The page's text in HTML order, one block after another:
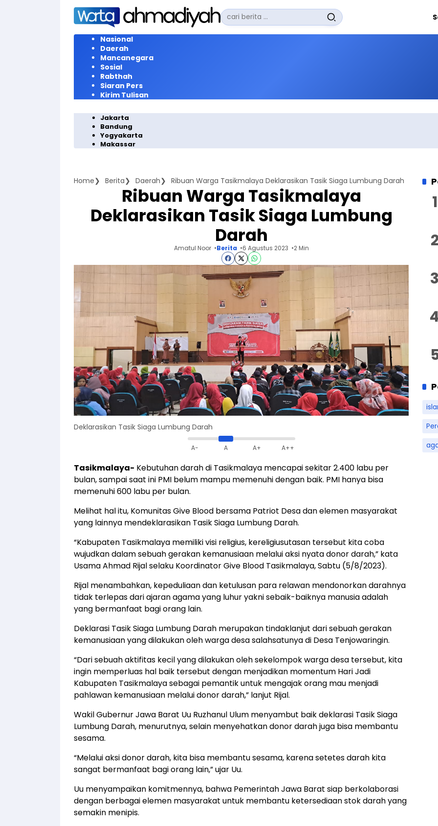
Langsung
konten
Pencarian
untuk:
Nasional
Daerah
Mancanegara
Sosial
Rabthah
Siaran Pers
Kirim Tulisan
Jakarta
Bandung
Yogyakarta
Makassar
Home Berita Daerah Ribuan Warga Tasikmalaya Deklarasikan Tasik Siaga Lumbung Darah
Ribuan Warga Tasikmalaya
Deklarasikan Tasik Siaga Lumbung
Darah
Amatul Noor Berita 6 Agustus 2023 2 Min
Deklarasikan Tasik Siaga Lumbung Darah
A- A A+ A++
Tasikmalaya- Kebutuhan darah di Tasikmalaya mencapai sekitar 2.400 labu per
bulan, sampai saat ini PMI belum mampu memenuhi dengan baik. PMI hanya bisa
memenuhi 600 labu per bulan.
Melihat hal itu, Komunitas Give Blood bersama Patriot Desa dan elemen masyarakat
yang lainnya mendeklarasikan Tasik Siaga Lumbung Darah.
“Kabupaten Tasikmalaya memiliki visi religius, kereligiusutasan tersebut kita coba
wujudkan dalam sebuah gerakan kemanusiaan melalui aksi nyata donor darah,” kata
Usama Ahmad Rijal selaku Koordinator Give Blood Tasikmalaya, Sabtu (5/8/2023).
Rijal menambahkan, kepeduliaan dan ketulusan para relawan mendonorkan darahnya
tidak terlepas dari ajaran agama yang luhur yakni sebaik-baiknya manusia adalah
yang bermanfaat bagi orang lain.
Deklarasi Tasik Siaga Lumbung Darah merupakan tindaklanjut dari sebuah gerakan
kemanusiaan yang dilakukan oleh warga desa salahsatunya di Desa Tenjowaringin.
“Dari sebuah aktifitas kecil yang dilakukan oleh sekelompok warga desa tersebut, kita
ingin memperluas hal baik tersebut dengan menjadikan momentum Hari Jadi
Kabupaten Tasikmalaya sebagai pemantik untuk mengajak orang mau menjadi
pahlawan kemanusiaan melalui donor darah,” lanjut Rijal.
Wakil Gubernur Jawa Barat Uu Ruzhanul Ulum menyambut baik deklarasi Tasik Siaga
Lumbung Darah, menurutnya, selain menyehatkan donor darah juga bisa membantu
sesama.
“Melalui aksi donor darah, kita bisa membantu sesama, karena setetes darah kita
sangat bermanfaat bagi orang lain,” ujar Uu.
Uu menyampaikan komitmennya, bahwa Pemerintah Jawa Barat siap berkolaborasi
dengan berbagai elemen masyarakat untuk membantu ketersediaan stok darah yang
semakin menipis.